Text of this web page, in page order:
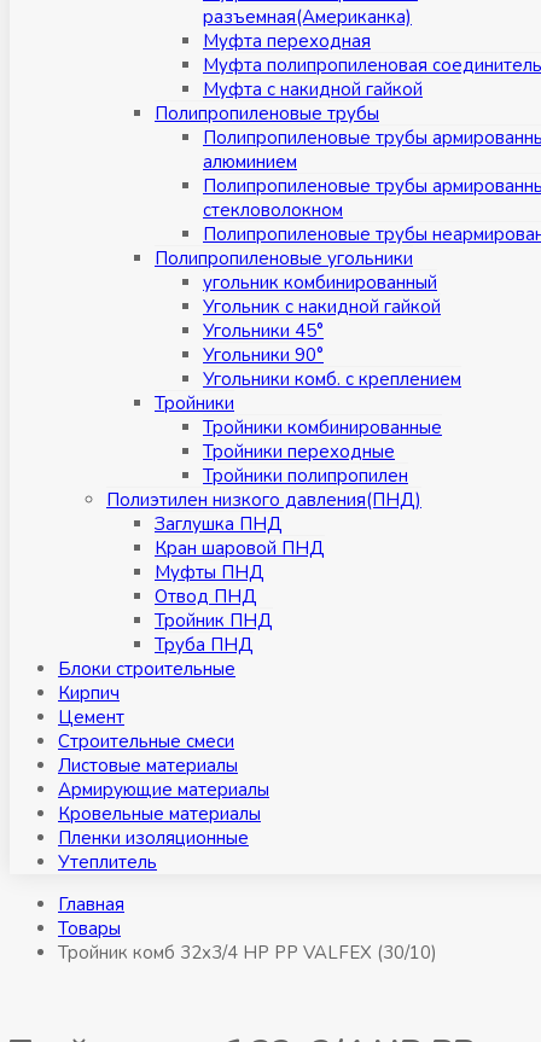
разъемная(Американка)
Муфта переходная
Муфта полипропиленовая
Муфта с накидной гайкой
Полипропиленовые трубы
Полипропиленовые трубы
алюминием
Полипропиленовые трубы
стекловолокном
Полипропиленовые трубы
Полипропиленовые угольники
угольник комбинированный
Угольник с накидной гайкой
Угольники 45°
Угольники 90°
Угольники комб. с креплением
Тройники
Тройники комбинированные
Тройники переходные
Тройники полипропилен
Полиэтилен низкого давления(ПНД)
Заглушка ПНД
Кран шаровой ПНД
Муфты ПНД
Отвод ПНД
Тройник ПНД
Труба ПНД
Блоки строительные
Кирпич
Цемент
Строительные смеси
Листовые материалы
Армирующие материалы
Кровельные материалы
Пленки изоляционные
Утеплитель
Главная
Товары
Тройник комб 32х3/4 НР РР VALFEX (30/10)